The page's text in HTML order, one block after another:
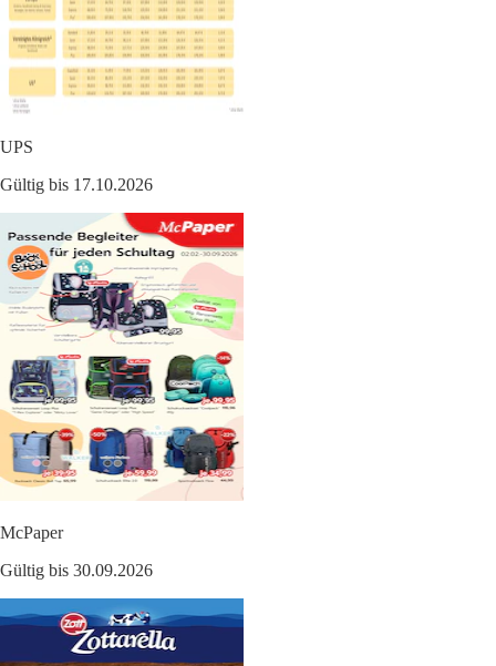
UPS
Gültig bis 17.10.2026
McPaper
Gültig bis 30.09.2026